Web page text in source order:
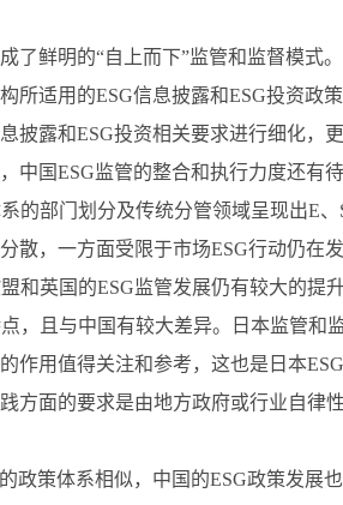
了鲜明的“自上而下”监管和监督模
所适用的ESG信息披露和ESG投资
披露和ESG投资相关要求进行细化，
中国ESG监管的整合和执行力度还
的部门划分及传统分管领域呈现出E
散，一方面受限于市场ESG行动仍
和英国的ESG监管发展仍有较大的提升
，且与中国有较大差异。日本监管
作用值得关注和参考，这也是日本
方面的要求是由地方政府或行业自律
政策体系相似，中国的ESG政策发展